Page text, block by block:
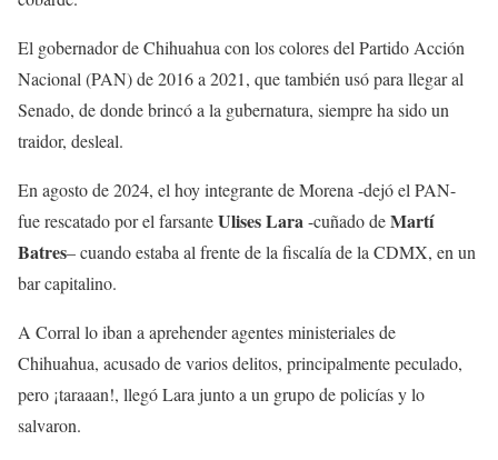
El gobernador de Chihuahua con los colores del Partido Acción
Nacional (PAN) de 2016 a 2021, que también usó para llegar al
Senado, de donde brincó a la gubernatura, siempre ha sido un
traidor, desleal.
En agosto de 2024, el hoy integrante de Morena -dejó el PAN-
fue rescatado por el farsanteUlises Lara-cuñado deMartí
Batres– cuando estaba al frente de la fiscalía de la CDMX, en un
bar capitalino.
A Corral lo iban a aprehender agentes ministeriales de
Chihuahua, acusado de varios delitos, principalmente peculado,
pero ¡taraaan!, llegó Lara junto a un grupo de policías y lo
salvaron.